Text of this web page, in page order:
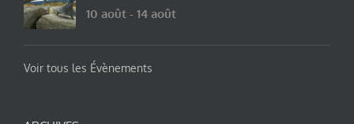
10 août - 14 août
Voir tous les Évènements